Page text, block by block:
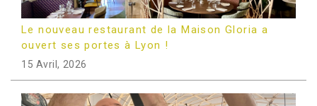
Le nouveau restaurant de la Maison Gloria a
ouvert ses portes à Lyon !
15 Avril, 2026